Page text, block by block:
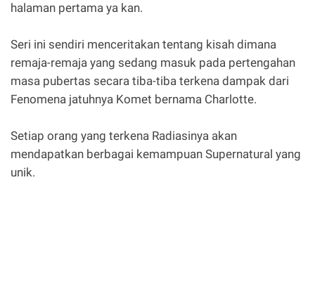
halaman pertama ya kan.
Seri ini sendiri menceritakan tentang kisah dimana
remaja-remaja yang sedang masuk pada pertengahan
masa pubertas secara tiba-tiba terkena dampak dari
Fenomena jatuhnya Komet bernama Charlotte.
Setiap orang yang terkena Radiasinya akan
mendapatkan berbagai kemampuan Supernatural yang
unik.